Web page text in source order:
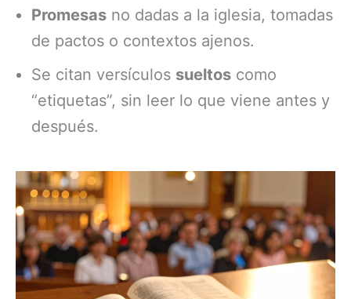
Promesas no dadas a la iglesia, tomadas
de pactos o contextos ajenos.
Se citan versículos sueltos como
“etiquetas”, sin leer lo que viene antes y
después.